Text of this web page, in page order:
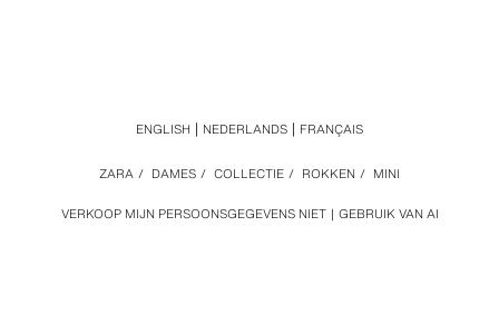
VERKOOP MIJN PERSOONSGEGEVENS NIET GEBRUIK VAN AI
ZARA / DAMES / COLLECTIE / ROKKEN / MINI
ENGLISH NEDERLANDS FRANÇAIS